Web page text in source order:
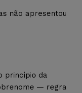
não apresentou
princípio da
— regra